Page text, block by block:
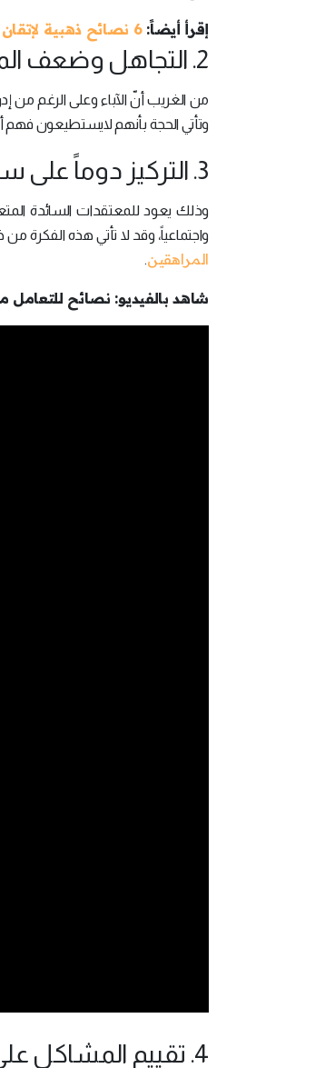
إقرأ أيضاً:6 نصائح ذهبية لإتقان فن الحوار
2. التجاهل وضعف المقدرة على التواصل:
من الغريب أنّ الآباء وعلى الرغم من
وتأتي الحجة بأنهم لايستطيعون فهم
3. التركيز دوماً على سلبيات المراهق وتجاهل إيجابياته:
وذلك يعود للمعتقدات السائدة
واجتماعياً، وقد لا تأتي هذه الفكرة
المراهقين.
شاهد بالفيديو: نصائح للتعامل
4. تقييم المشاكل على أساس التفوق الدراسي: